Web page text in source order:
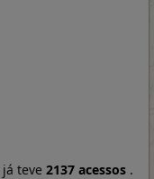
já teve 2137 acessos .